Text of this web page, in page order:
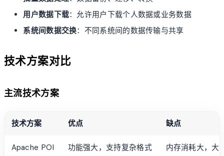
用户数据下载：允许用户下载个人数据或业务数据
系统间数据交换：不同系统间的数据传输与共享
技术方案对比
主流技术方案
技术方案 优点 缺点
Apache POI 功能强大，支持复杂格式 内存消耗大，大